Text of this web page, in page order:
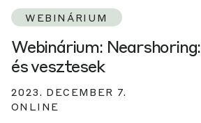
WEBINÁRIUM
Webinárium:
és vesztesek
2023. DECEMBER 7.
ONLINE